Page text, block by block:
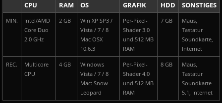
CPU RAM OS GRAFIK HDD SONSTIGES
MIN.
Intel/AMD
Core Duo
2.0 GHz
2 GB
Win XP SP3 /
Vista / 7 / 8
Mac OSX
10.6.3
Per-Pixel-
Shader 3.0
und 512 MB
RAM
7 GB
Maus,
Tastatur
Soundkarte,
Internet
REC.
Multicore
CPU
4 GB
Windows
Vista / 7 / 8
Mac: Snow
Leopard
Per-Pixel-
Shader 4.0
und 512 MB
RAM
8 GB
Maus,
Tastatur
Soundkarte
5.1, Internet